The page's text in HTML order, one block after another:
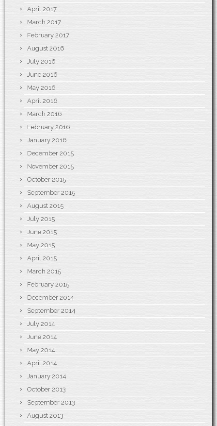
April 2017
March 2017
February 2017
August 2016
July 2016
June 2016
May 2016
April 2016
March 2016
February 2016
January 2016
December 2015
November 2015
October 2015
September 2015
August 2015
July 2015
June 2015
May 2015
April 2015
March 2015
February 2015
December 2014
September 2014
July 2014
June 2014
May 2014
April 2014
January 2014
October 2013
September 2013
August 2013